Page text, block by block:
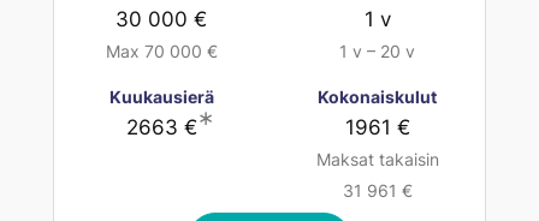
30 000 €
Max 70 000 €
1 v
1 v – 20 v
Kuukausierä
2663 €∗
Kokonaiskulut
1961 €
Maksat takaisin
31 961 €